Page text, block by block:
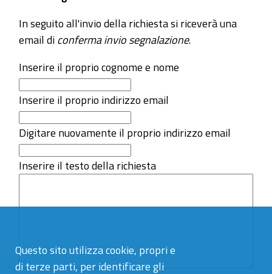
Questo sito utilizza cookie, propri e
di terze parti, per identificare gli
In seguito all'invio della richiesta si riceverà una
email diconferma invio segnalazione.
Inserire il proprio cognome e nome
Inserire il proprio indirizzo email
Digitare nuovamente il proprio indirizzo email
Inserire il testo della richiesta